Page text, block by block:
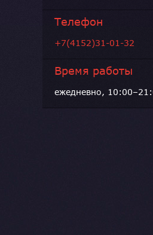
Телефон
+7(4152)31-01-32
Время работы
ежедневно,